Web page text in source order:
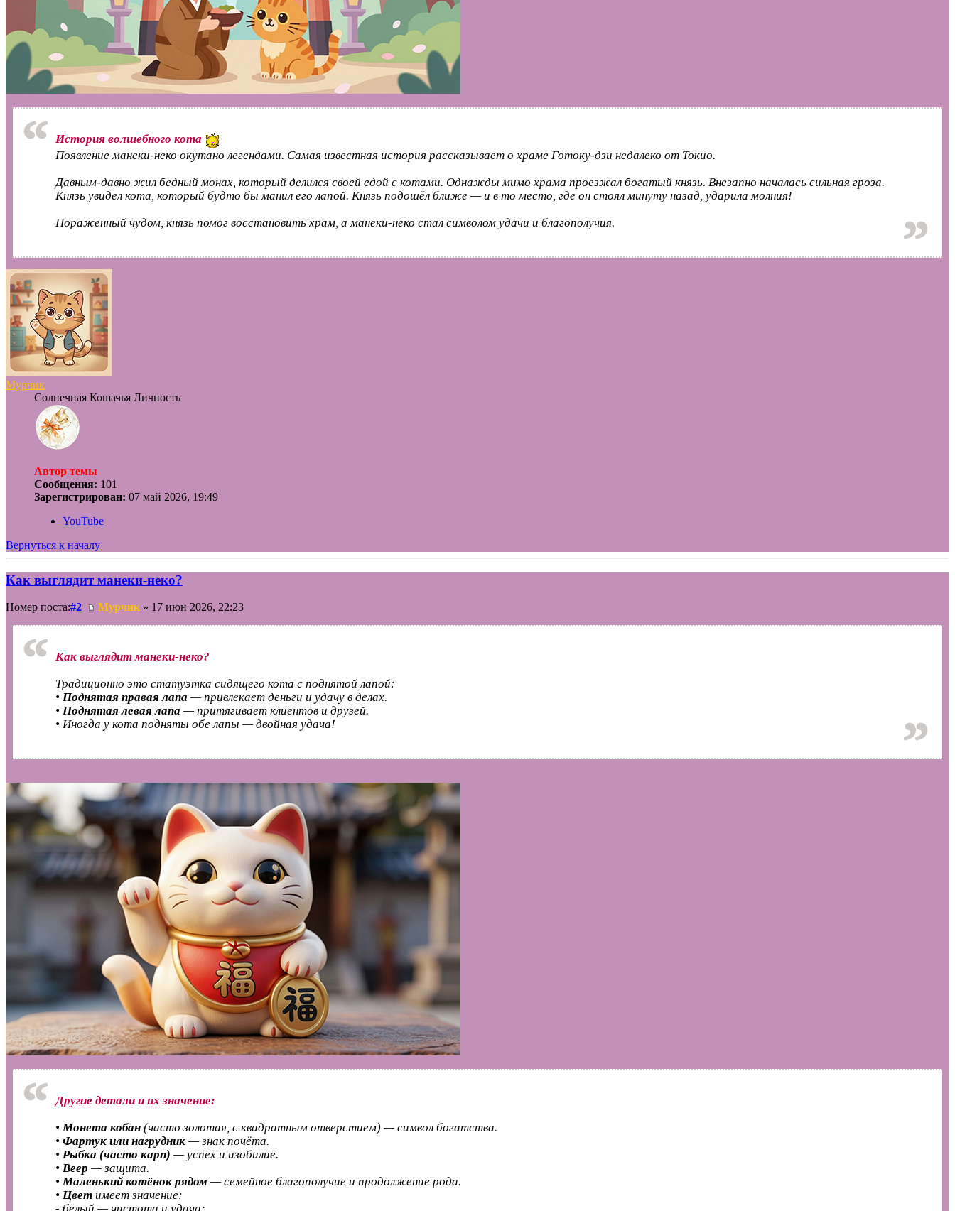
История волшебного кота
Появление манеки‑неко окутано легендами. Самая известная история рассказывает о храме Готоку‑дзи недалеко от Токио.
Давным‑давно жил бедный монах, который делился своей едой с котами. Однажды мимо храма проезжал богатый князь. Внезапно началась сильная гроза.
Князь увидел кота, который будто бы манил его лапой. Князь подошёл ближе — и в то место, где он стоял минуту назад, ударила молния!
Пораженный чудом, князь помог восстановить храм, а манеки‑неко стал символом удачи и благополучия.
Мурчик
Солнечная Кошачья Личность
Автор темы
Сообщения: 101
Зарегистрирован: 07 май 2026, 19:49
YouTube
Вернуться к началу
Как выглядит манеки‑неко?
Номер поста:#2 Мурчик » 17 июн 2026, 22:23
Как выглядит манеки‑неко?
Традиционно это статуэтка сидящего кота с поднятой лапой:
• Поднятая правая лапа — привлекает деньги и удачу в делах.
• Поднятая левая лапа — притягивает клиентов и друзей.
• Иногда у кота подняты обе лапы — двойная удача!
Другие детали и их значение:
•Монета кобан (часто золотая, с квадратным отверстием) — символ богатства.
• Фартук или нагрудник — знак почёта.
• Рыбка (часто карп) — успех и изобилие.
• Веер — защита.
•Маленький котёнок рядом — семейное благополучие и продолжение рода.
• Цвет имеет значение: